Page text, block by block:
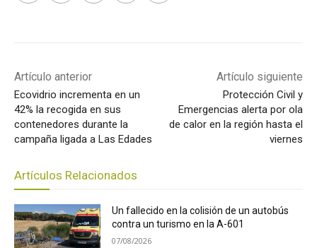
Artículo anterior
Ecovidrio incrementa en un
42% la recogida en sus
contenedores durante la
campaña ligada a Las Edades
Artículo siguiente
Protección Civil y
Emergencias alerta por ola
de calor en la región hasta el
viernes
Artículos Relacionados
Un fallecido en la colisión de un autobús
contra un turismo en la A-601
07/08/2026